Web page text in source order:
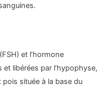
et l’hormone
libérées par l’hypophyse,
pois située à la base du